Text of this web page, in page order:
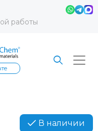
работы
В наличии